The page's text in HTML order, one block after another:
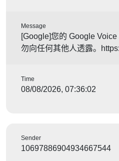
Message
[Google]您的 Google
勿向任何其他人透露。
Time
08/08/2026, 07:36:02
Sender
10697886904934667544